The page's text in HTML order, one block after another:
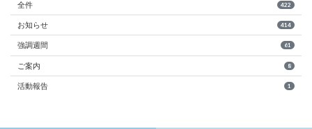
全件 422
お知らせ 414
強調週間 61
ご案内 8
活動報告 1